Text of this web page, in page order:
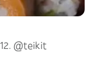
@teikit